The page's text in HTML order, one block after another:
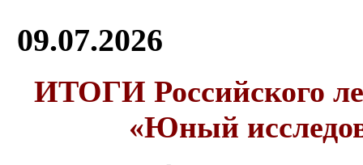
09.07.2026
ИТОГИ Российского
«Юный